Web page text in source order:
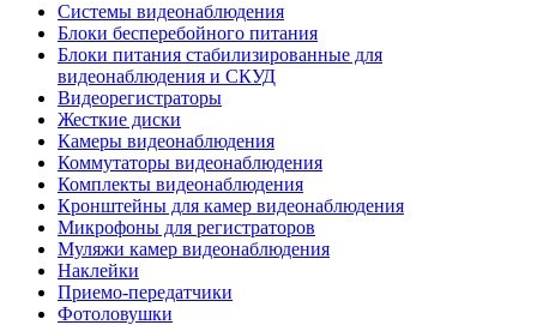
Системы видеонаблюдения
Блоки бесперебойного питания
Блоки питания стабилизированные для
видеонаблюдения и СКУД
Видеорегистраторы
Жесткие диски
Камеры видеонаблюдения
Коммутаторы видеонаблюдения
Комплекты видеонаблюдения
Кронштейны для камер видеонаблюдения
Микрофоны для регистраторов
Муляжи камер видеонаблюдения
Наклейки
Приемо-передатчики
Фотоловушки